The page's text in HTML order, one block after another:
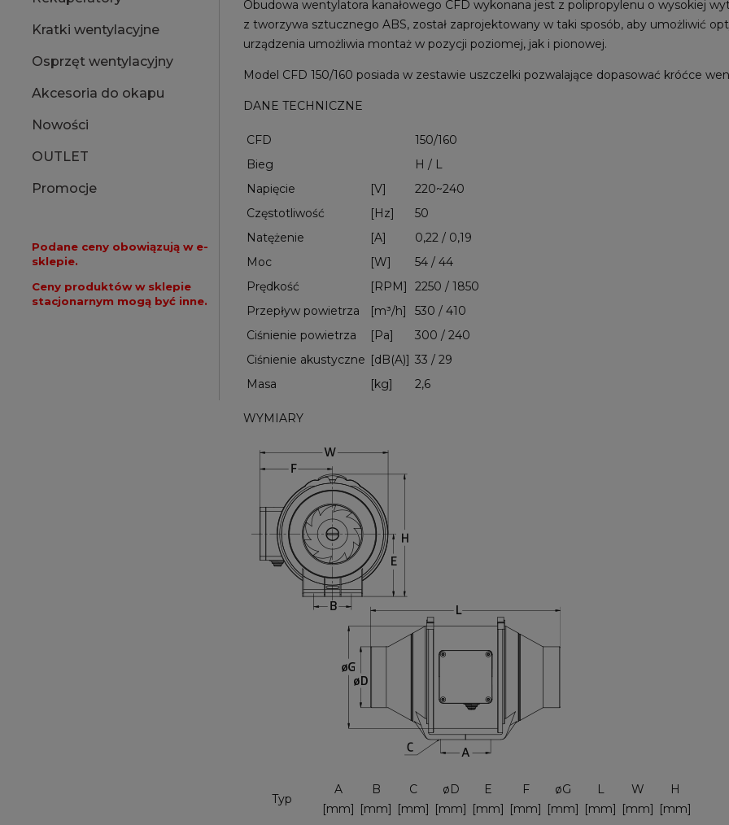
Kratki wentylacyjne
Osprzęt wentylacyjny
Akcesoria do okapu
Nowości
OUTLET
Promocje
Podane ceny obowiązują w e-
sklepie.
Ceny produktów w sklepie
stacjonarnym mogą być inne.
Obudowa wentylatora kanałowego CFD wykonana jest z polipropylenu o wysokiej
z tworzywa sztucznego ABS, został zaprojektowany w taki sposób, aby umożliwić
urządzenia umożliwia montaż w pozycji poziomej, jak i pionowej.
Model CFD 150/160 posiada w zestawie uszczelki pozwalające dopasować króćce
DANE TECHNICZNE
CFD
150/160
Bieg
H / L
Napięcie
[V]
220~240
Częstotliwość
[Hz]
50
Natężenie
[A]
0,22 / 0,19
Moc
[W]
54 / 44
Prędkość
[RPM]
2250 / 1850
Przepływ powietrza
[m³/h]
530 / 410
Ciśnienie powietrza
[Pa]
300 / 240
Ciśnienie akustyczne [dB(A)] 33 / 29
Masa
[kg] 2,6
WYMIARY
Typ
A
[mm]
B
[mm]
C
[mm]
øD
[mm]
E
[mm]
F
[mm]
øG
[mm]
L
[mm]
W
[mm]
H
[mm]